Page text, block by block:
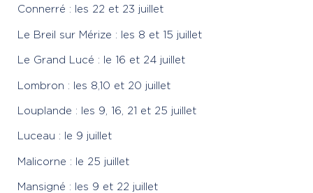
Connerré : les 22 et 23 juillet
Le Breil sur Mérize : les 8 et 15 juillet
Le Grand Lucé : le 16 et 24 juillet
Lombron : les 8,10 et 20 juillet
Louplande : les 9, 16, 21 et 25 juillet
Luceau : le 9 juillet
Malicorne : le 25 juillet
Mansigné : les 9 et 22 juillet